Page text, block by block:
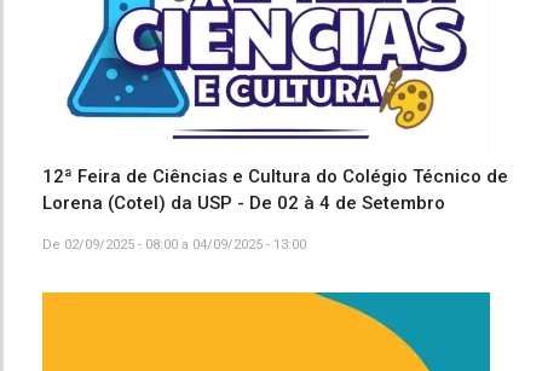
12ª Feira de Ciências e Cultura do Colégio Técnico de
Lorena (Cotel) da USP - De 02 à 4 de Setembro
De 02/09/2025 - 08:00 a 04/09/2025 - 13:00